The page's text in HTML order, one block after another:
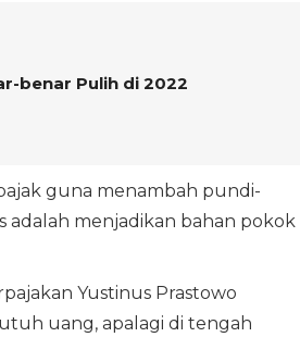
benar Pulih di 2022
guna menambah pundi-
adalah menjadikan bahan pokok
Yustinus Prastowo
uang, apalagi di tengah